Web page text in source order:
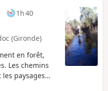
1h 40
(Gironde)
en forêt,
Les chemins
paysages